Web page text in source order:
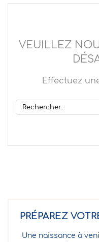
VEUILLEZ
Effectuez
PRÉPAREZ
Une naissance à